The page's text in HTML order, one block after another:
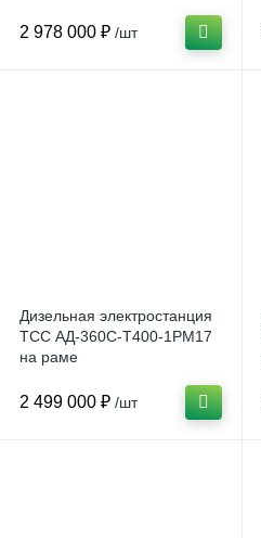
2 978 000 ₽ /шт
Дизельная электростанция
ТСС АД-360С-Т400-1РМ17
на раме
2 499 000 ₽ /шт